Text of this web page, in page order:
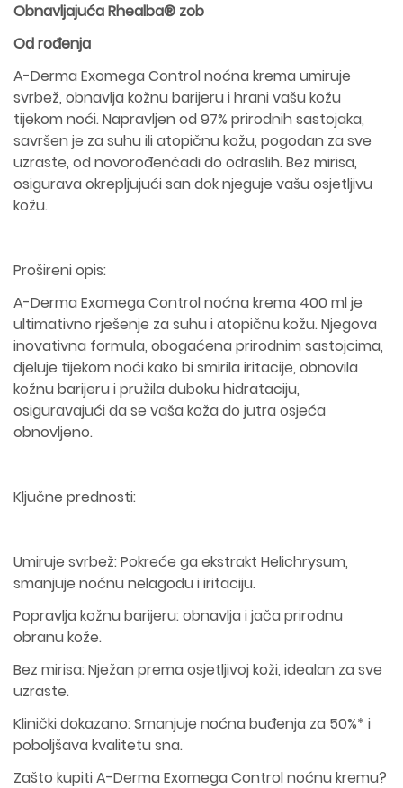
Obnavljajuća Rhealba® zob
Od rođenja
A-Derma Exomega Control noćna krema umiruje
svrbež, obnavlja kožnu barijeru i hrani vašu kožu
tijekom noći. Napravljen od 97% prirodnih sastojaka,
savršen je za suhu ili atopičnu kožu, pogodan za sve
uzraste, od novorođenčadi do odraslih. Bez mirisa,
osigurava okrepljujući san dok njeguje vašu osjetljivu
kožu.
Prošireni opis:
A-Derma Exomega Control noćna krema 400 ml je
ultimativno rješenje za suhu i atopičnu kožu. Njegova
inovativna formula, obogaćena prirodnim sastojcima,
djeluje tijekom noći kako bi smirila iritacije, obnovila
kožnu barijeru i pružila duboku hidrataciju,
osiguravajući da se vaša koža do jutra osjeća
obnovljeno.
Ključne prednosti:
Umiruje svrbež: Pokreće ga ekstrakt Helichrysum,
smanjuje noćnu nelagodu i iritaciju.
Popravlja kožnu barijeru: obnavlja i jača prirodnu
obranu kože.
Bez mirisa: Nježan prema osjetljivoj koži, idealan za sve
uzraste.
Klinički dokazano: Smanjuje noćna buđenja za 50%* i
poboljšava kvalitetu sna.
Zašto kupiti A-Derma Exomega Control noćnu kremu?